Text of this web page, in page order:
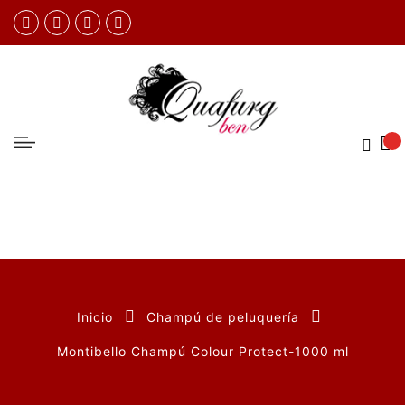
Inicio Champú de peluquería
Montibello Champú Colour Protect-1000 ml